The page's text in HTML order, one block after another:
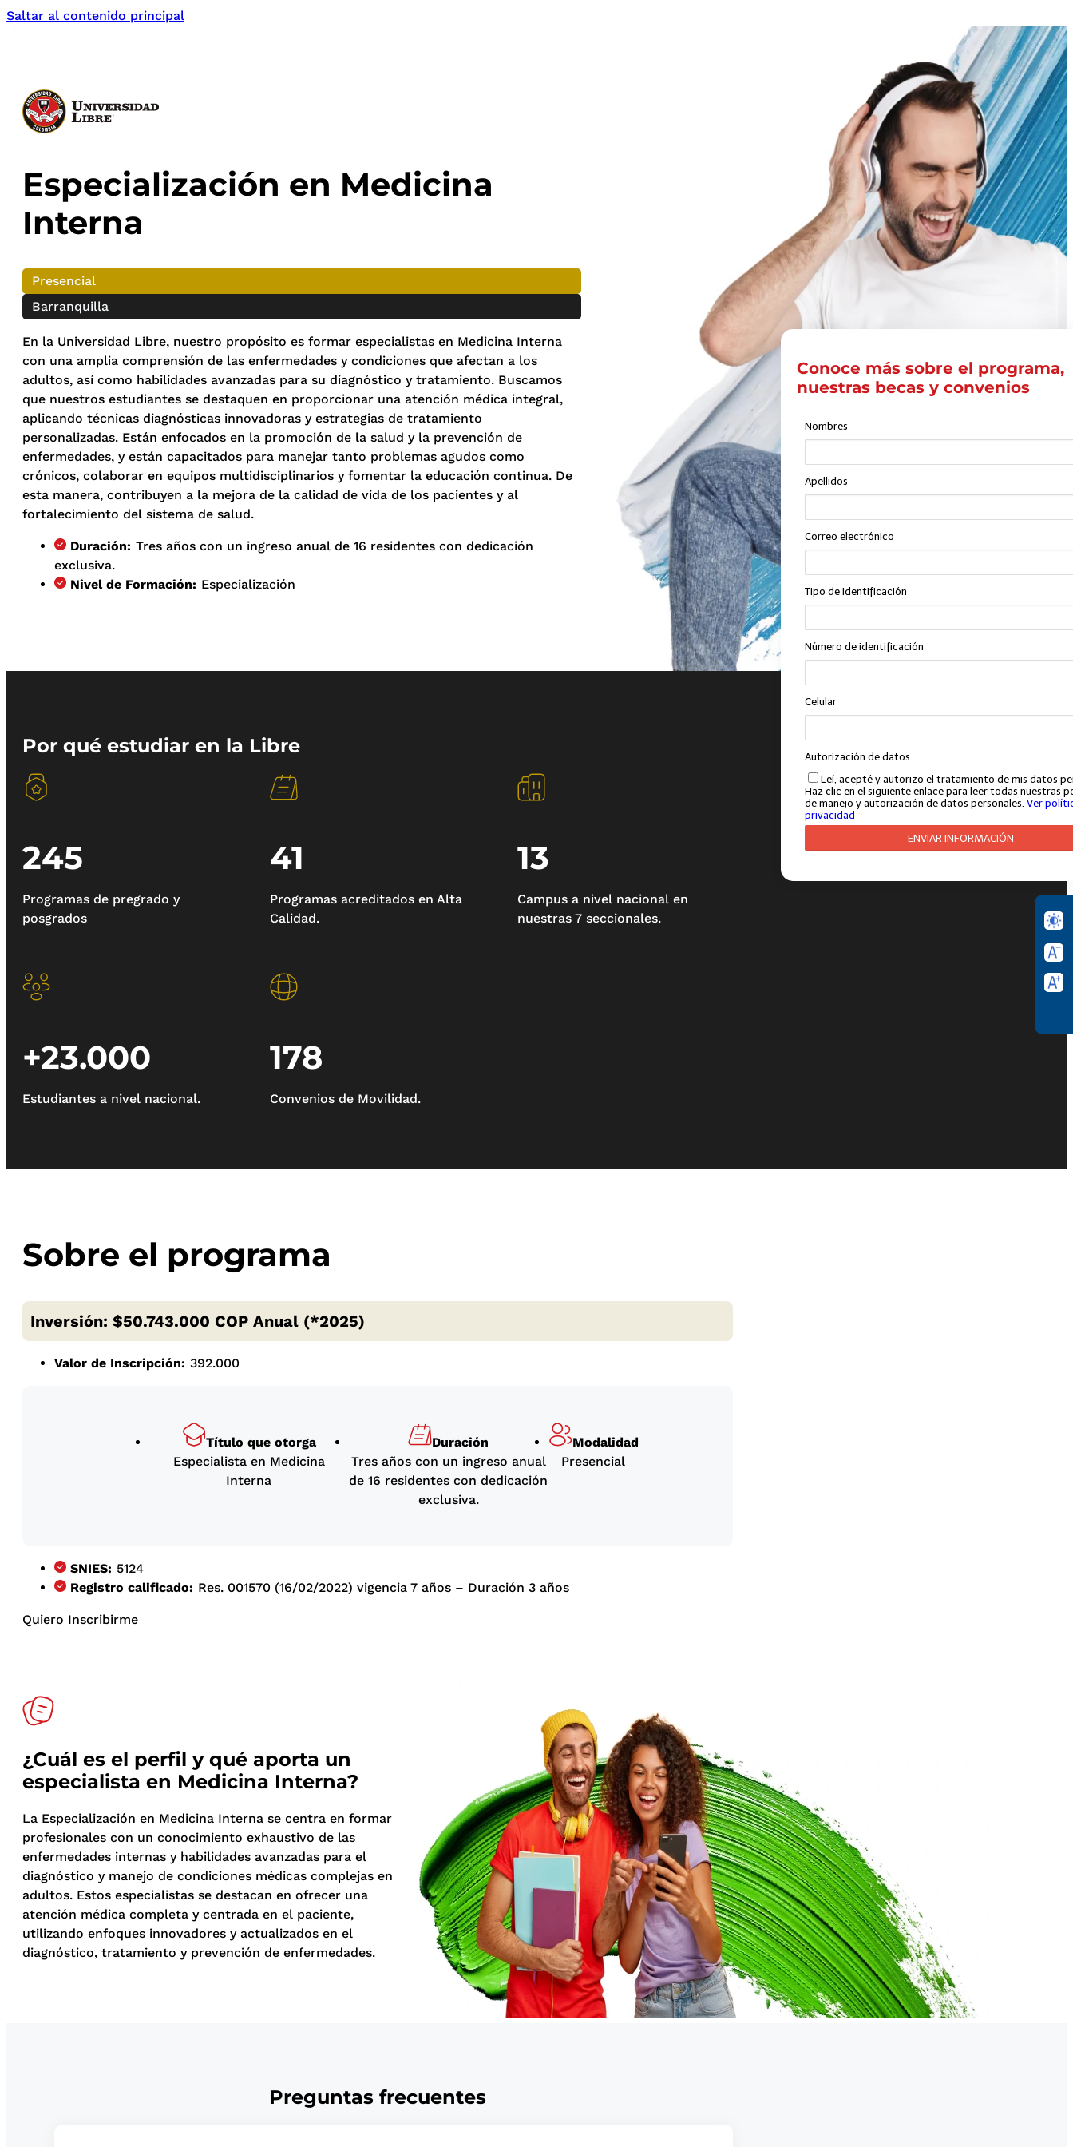
Saltar al contenido principal
Especialización en Medicina
Interna
Presencial
Barranquilla
En la Universidad Libre, nuestro propósito es formar especialistas en Medicina Interna
con una amplia comprensión de las enfermedades y condiciones que afectan a los
adultos, así como habilidades avanzadas para su diagnóstico y tratamiento. Buscamos
que nuestros estudiantes se destaquen en proporcionar una atención médica integral,
aplicando técnicas diagnósticas innovadoras y estrategias de tratamiento
personalizadas. Están enfocados en la promoción de la salud y la prevención de
enfermedades, y están capacitados para manejar tanto problemas agudos como
crónicos, colaborar en equipos multidisciplinarios y fomentar la educación continua. De
esta manera, contribuyen a la mejora de la calidad de vida de los pacientes y al
fortalecimiento del sistema de salud.
Duración: Tres años con un ingreso anual de 16 residentes con dedicación
exclusiva.
Nivel de Formación: Especialización
Conoce más sobre el programa,
nuestras becas y convenios
Por qué estudiar en la Libre
245
Programas de pregrado y
posgrados
41
Programas acreditados en Alta
Calidad.
13
Campus a nivel nacional en
nuestras 7 seccionales.
+23.000
Estudiantes a nivel nacional.
178
Convenios de Movilidad.
Sobre el programa
Inversión: $50.743.000 COP Anual (*2025)
Valor de Inscripción: 392.000
Título que otorga
Especialista en Medicina
Interna
Duración
Tres años con un ingreso anual
de 16 residentes con dedicación
exclusiva.
Modalidad
Presencial
SNIES: 5124
Registro calificado: Res. 001570 (16/02/2022) vigencia 7 años – Duración 3 años
Quiero Inscribirme
¿Cuál es el perfil y qué aporta un
especialista en Medicina Interna?
La Especialización en Medicina Interna se centra en formar
profesionales con un conocimiento exhaustivo de las
enfermedades internas y habilidades avanzadas para el
diagnóstico y manejo de condiciones médicas complejas en
adultos. Estos especialistas se destacan en ofrecer una
atención médica completa y centrada en el paciente,
utilizando enfoques innovadores y actualizados en el
diagnóstico, tratamiento y prevención de enfermedades.
Preguntas frecuentes